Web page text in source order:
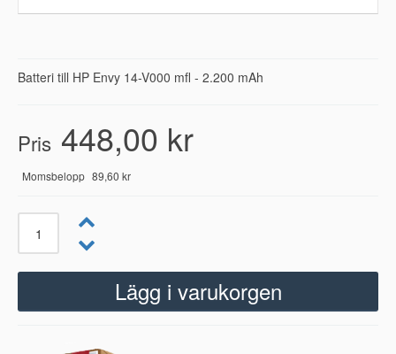
Batteri till HP Envy 14-V000 mfl - 2.200 mAh
Pris 448,00 kr
Momsbelopp 89,60 kr